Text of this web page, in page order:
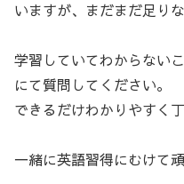
いますが、まだまだ足り
学習していてわからない
にて質問してください。
できるだけわかりやすく
一緒に英語習得にむけて